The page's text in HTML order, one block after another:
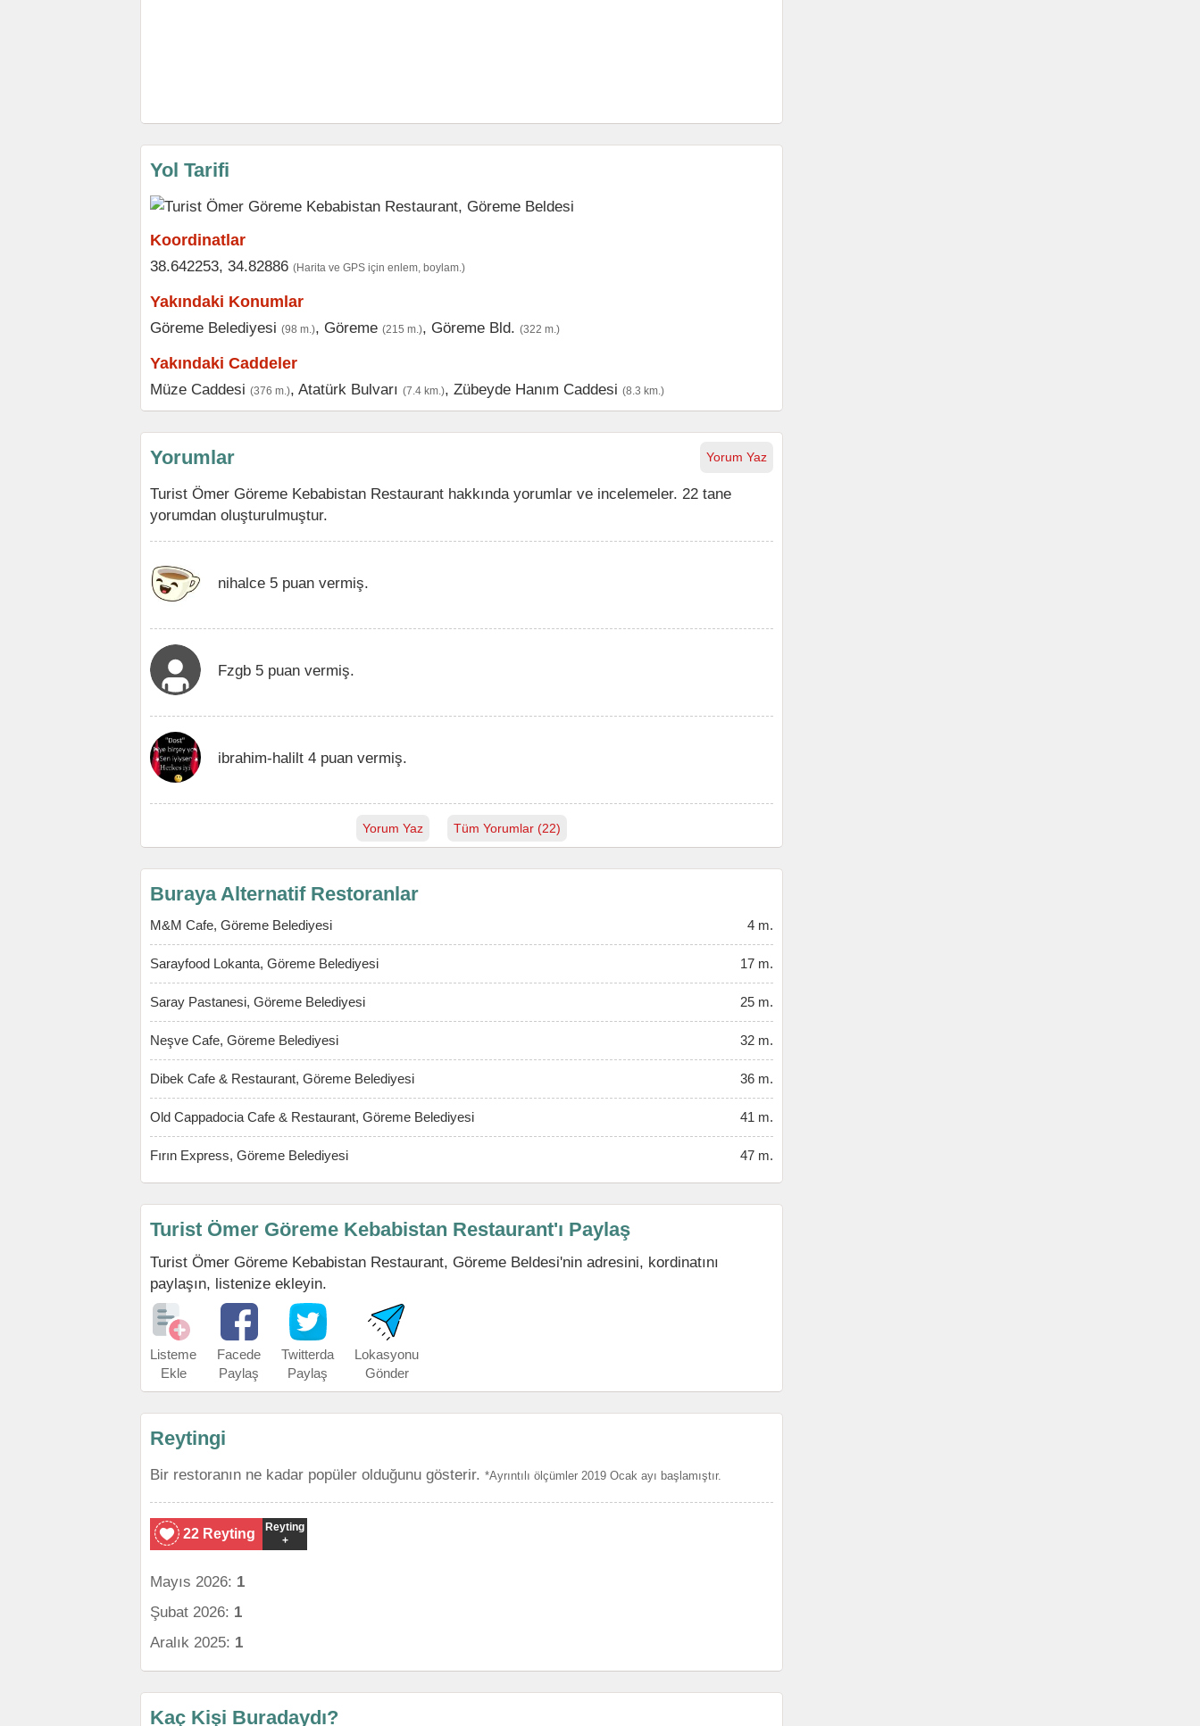
Yol Tarifi
Koordinatlar
38.642253, 34.82886 (Harita ve GPS için enlem, boylam.)
Yakındaki Konumlar
Göreme Belediyesi (98 m.), Göreme (215 m.), Göreme Bld. (322 m.)
Yakındaki Caddeler
Müze Caddesi (376 m.), Atatürk Bulvarı (7.4 km.), Zübeyde Hanım Caddesi (8.3 km.)
Yorum Yaz
Yorumlar
Turist Ömer Göreme Kebabistan Restaurant hakkında yorumlar ve incelemeler. 22 tane
yorumdan oluşturulmuştur.
nihalce 5 puan vermiş.
Fzgb 5 puan vermiş.
ibrahim-halilt 4 puan vermiş.
Yorum Yaz Tüm Yorumlar (22)
Buraya Alternatif Restoranlar
M&M Cafe, Göreme Belediyesi 4 m.
Sarayfood Lokanta, Göreme Belediyesi 17 m.
Saray Pastanesi, Göreme Belediyesi 25 m.
Neşve Cafe, Göreme Belediyesi 32 m.
Dibek Cafe & Restaurant, Göreme Belediyesi 36 m.
Old Cappadocia Cafe & Restaurant, Göreme Belediyesi 41 m.
Fırın Express, Göreme Belediyesi 47 m.
Turist Ömer Göreme Kebabistan Restaurant'ı Paylaş
Turist Ömer Göreme Kebabistan Restaurant, Göreme Beldesi'nin adresini, kordinatını
paylaşın, listenize ekleyin.
Listeme
Ekle
Facede
Paylaş
Twitterda
Paylaş
Lokasyonu
Gönder
Reytingi
Bir restoranın ne kadar popüler olduğunu gösterir. *Ayrıntılı ölçümler 2019 Ocak ayı başlamıştır.
22 Reyting
Reyting
+
Mayıs 2026: 1
Şubat 2026: 1
Aralık 2025: 1
Kaç Kişi Buradaydı?